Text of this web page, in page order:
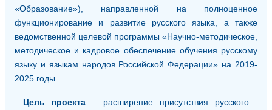
«Образование»), направленной на полноценное
функционирование и развитие русского языка, а также
ведомственной целевой программы «Научно-методическое,
методическое и кадровое обеспечение обучения русскому
языку и языкам народов Российской Федерации» на 2019-
2025 годы
Цель проекта– расширение присутствия русского